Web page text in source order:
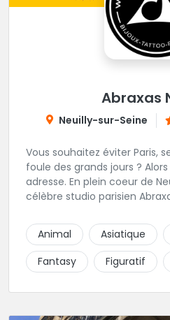
Abraxas
Neuilly-sur-Seine
Vous souhaitez éviter Paris,
foule des grands jours ?
adresse. En plein coeur de
célèbre studio parisien
triés sur le volet pour vous
styles avec une qualité et
irréprochables.
Animal Asiatique
Fantasy
Figuratif